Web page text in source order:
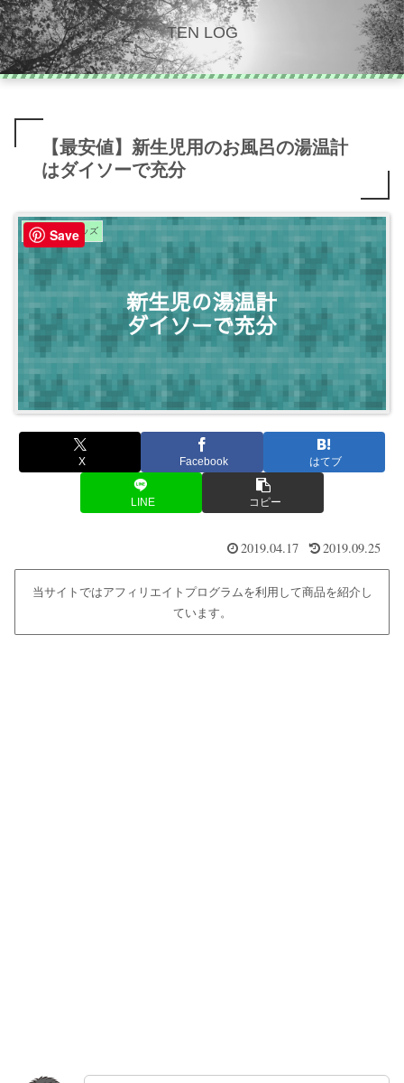
TEN LOG
【最安値】新生児用のお風呂の湯温計
はダイソーで充分
子育て便利グッズ
X Facebook はてブ
LINE コピー
2019.04.17 2019.09.25
当サイトではアフィリエイトプログラムを利用して商品を紹介し
ています。
Save